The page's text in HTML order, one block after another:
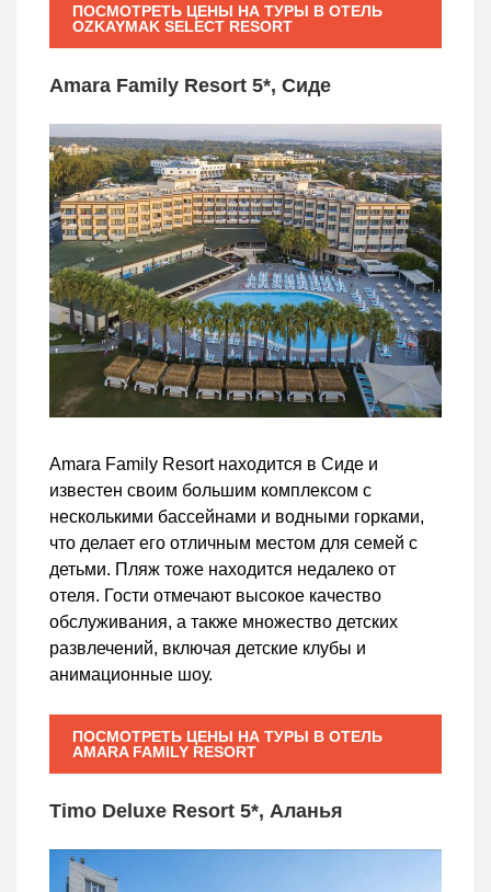
ПОСМОТРЕТЬ ЦЕНЫ НА ТУРЫ В ОТЕЛЬ
OZKAYMAK SELECT RESORT
Amara Family Resort 5*, Сиде
Amara Family Resort находится в Сиде и
известен своим большим комплексом с
несколькими бассейнами и водными горками,
что делает его отличным местом для семей с
детьми. Пляж тоже находится недалеко от
отеля. Гости отмечают высокое качество
обслуживания, а также множество детских
развлечений, включая детские клубы и
анимационные шоу.
ПОСМОТРЕТЬ ЦЕНЫ НА ТУРЫ В ОТЕЛЬ
AMARA FAMILY RESORT
Timo Deluxe Resort 5*, Аланья